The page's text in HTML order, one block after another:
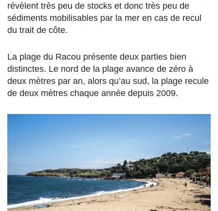
révèlent très peu de stocks et donc très peu de
sédiments mobilisables par la mer en cas de recul
du trait de côte.
La plage du Racou présente deux parties bien
distinctes. Le nord de la plage avance de zéro à
deux mètres par an, alors qu’au sud, la plage recule
de deux mètres chaque année depuis 2009.